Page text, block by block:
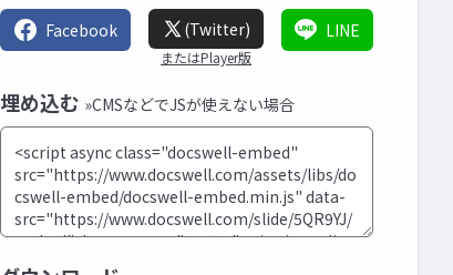
Facebook (Twitter)
またはPlayer版
LINE
埋め込む »CMSなどでJSが使えない場合